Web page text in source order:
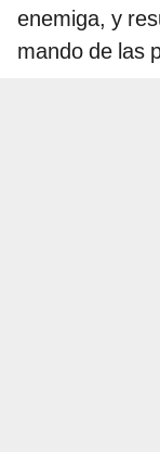
enemiga, y
mando de las